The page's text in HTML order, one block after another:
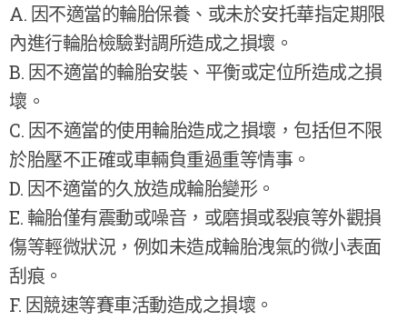
A. 因不適當的輪胎保養、或未於安托華指定期限
內進行輪胎檢驗對調所造成之損壞。
B. 因不適當的輪胎安裝、平衡或定位所造成之損
壞。
C. 因不適當的使用輪胎造成之損壞，包括但不限
於胎壓不正確或車輛負重過重等情事。
D. 因不適當的久放造成輪胎變形。
E. 輪胎僅有震動或噪音，或磨損或裂痕等外觀損
傷等輕微狀況，例如未造成輪胎洩氣的微小表面
刮痕。
F. 因競速等賽車活動造成之損壞。